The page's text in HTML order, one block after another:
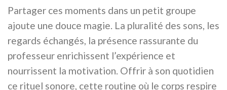
Partager ces moments dans un petit groupe
ajoute une douce magie. La pluralité des sons, les
regards échangés, la présence rassurante du
professeur enrichissent l’expérience et
nourrissent la motivation. Offrir à son quotidien
ce rituel sonore, cette routine où le corps respire